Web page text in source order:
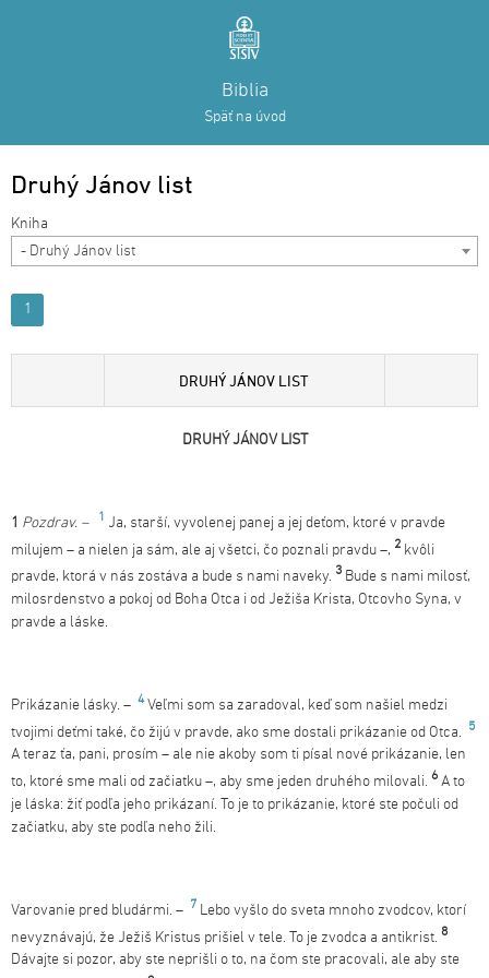
Biblia
Späť na úvod
Druhý Jánov list
- Druhý Jánov list
1
DRUHÝ JÁNOV LIST
DRUHÝ JÁNOV LIST
1 Pozdrav. – 1 Ja, starší, vyvolenej panej a jej deťom, ktoré v pravde
milujem – a nielen ja sám, ale aj všetci, čo poznali pravdu –, 2 kvôli
pravde, ktorá v nás zostáva a bude s nami naveky. 3 Bude s nami milosť,
milosrdenstvo a pokoj od Boha Otca i od Ježiša Krista, Otcovho Syna, v
pravde a láske.
Prikázanie lásky. – 4 Veľmi som sa zaradoval, keď som našiel medzi
tvojimi deťmi také, čo žijú v pravde, ako sme dostali prikázanie od Otca. 5
A teraz ťa, pani, prosím – ale nie akoby som ti písal nové prikázanie, len
to, ktoré sme mali od začiatku –, aby sme jeden druhého milovali. 6 A to
je láska: žiť podľa jeho prikázaní. To je to prikázanie, ktoré ste počuli od
začiatku, aby ste podľa neho žili.
Varovanie pred bludármi. – 7 Lebo vyšlo do sveta mnoho zvodcov, ktorí
nevyznávajú, že Ježiš Kristus prišiel v tele. To je zvodca a antikrist. 8
Dávajte si pozor, aby ste neprišli o to, na čom ste pracovali, ale aby ste